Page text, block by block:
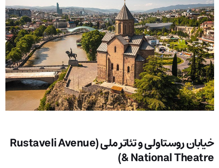
خیابان روستاولی و تئاتر ملی (Rustaveli Avenue
& National Theatre)